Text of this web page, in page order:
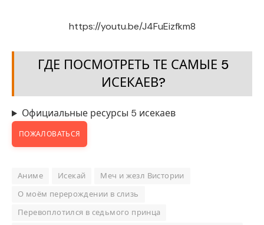
https://youtu.be/J4FuEizfkm8
ГДЕ ПОСМОТРЕТЬ ТЕ САМЫЕ 5
ИСЕКАЕВ?
Официальные ресурсы 5 исекаев
ПОЖАЛОВАТЬСЯ
Аниме Исекай
Меч и жезл Вистории
О моём перерождении в слизь
Перевоплотился в седьмого принца